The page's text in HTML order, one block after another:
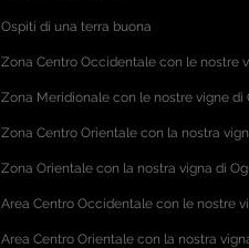
Ospiti di una terra buona
Zona Centro Occidentale con le nostre
Zona Meridionale con le nostre vigne di
Zona Centro Orientale con la nostra
Zona Orientale con la nostra vigna di
Area Centro Occidentale con le nostre
Area Centro Orientale con la nostra